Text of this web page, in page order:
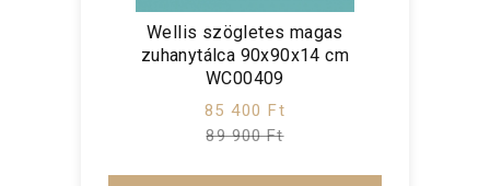
Wellis szögletes magas
zuhanytálca 90x90x14 cm
WC00409
85 400 Ft
89 900 Ft